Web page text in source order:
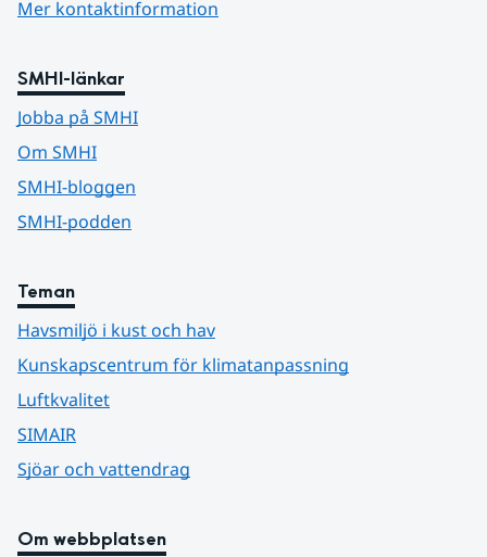
Mer kontaktinformation
SMHI-länkar
Jobba på SMHI
Om SMHI
SMHI-bloggen
SMHI-podden
Teman
Havsmiljö i kust och hav
Kunskapscentrum för klimatanpassning
Luftkvalitet
SIMAIR
Sjöar och vattendrag
Om webbplatsen